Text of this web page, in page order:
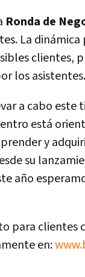
Ronda de
La
clientes,
los asistentes.
a cabo este
está
y
su
año
para clientes
en: